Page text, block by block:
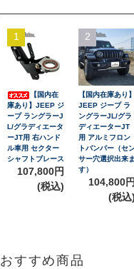
1
【国内在
庫あり】JEEP ジ
ープ ラングラーJ
L/グラディエータ
ーJT用 右ハンド
ル車用 セクター
シャフトブレース
107,800円
(税込)
2
【国内在庫あり】
JEEP ジープ ラ
ングラーJL/グラ
ディエーターJT
用 アルミフロン
トバンパー（セ
サー穴選択出来ま
す）
104,800円
(税込)
おすすめ商品